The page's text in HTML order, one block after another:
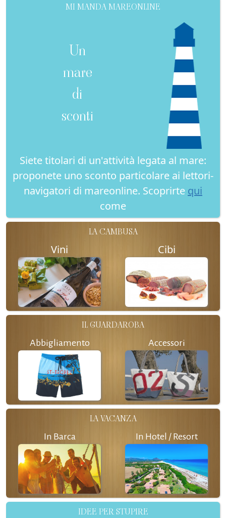
MI MANDA MAREONLINE
Un
mare
di
sconti
Siete titolari di un'attività legata al mare:
proponete uno sconto particolare ai lettori-
navigatori di mareonline. Scoprirte qui
come
LA CAMBUSA
Vini Cibi
IL GUARDAROBA
Abbigliamento Accessori
LA VACANZA
In Barca In Hotel / Resort
IDEE PER STUPIRE